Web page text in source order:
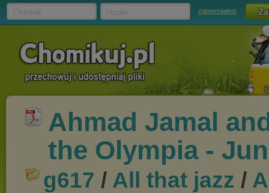
zapomniałem
Ahmad Jamal
the Olympia -
g617 / All that jazz /